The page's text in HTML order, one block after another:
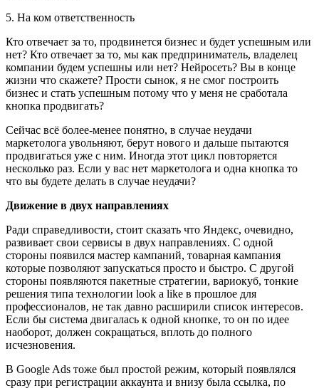
5. На ком ответственность
Кто отвечает за то, продвинется бизнес и будет успешным или
нет? Кто отвечает за то, мы как предприниматель, владелец
компании будем успешны или нет? Нейросеть? Вы в конце
жизни что скажете? Прости сынок, я не смог построить
бизнес и стать успешным потому что у меня не сработала
кнопка продвигать?
Сейчас всё более-менее понятно, в случае неудачи
маркетолога увольняют, берут нового и дальше пытаются
продвигаться уже с ним. Иногда этот цикл повторяется
несколько раз. Если у вас нет маркетолога и одна кнопка то
что вы будете делать в случае неудачи?
Движение в двух направлениях
Ради справедливости, стоит сказать что Яндекс, очевидно,
развивает свои сервисы в двух направлениях. С одной
стороны появился мастер кампаний, товарная кампания
которые позволяют запускаться просто и быстро. С другой
стороны появляются пакетные стратегии, вариокуб, тонкие
решения типа технологии look a like в прошлое для
профессионалов, не так давно расширили список интересов.
Если бы система двигалась к одной кнопке, то он по идее
наоборот, должен сокращаться, вплоть до полного
исчезновения.
В Google Ads тоже был простой режим, который появлялся
сразу при регистрации аккаунта и внизу была ссылка, по